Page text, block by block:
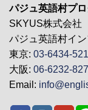
パジュ英語村プ
SKYUS株式会社
パジュ英語村イ
東京: 03-6434-
大阪: 06-6232-
Email: